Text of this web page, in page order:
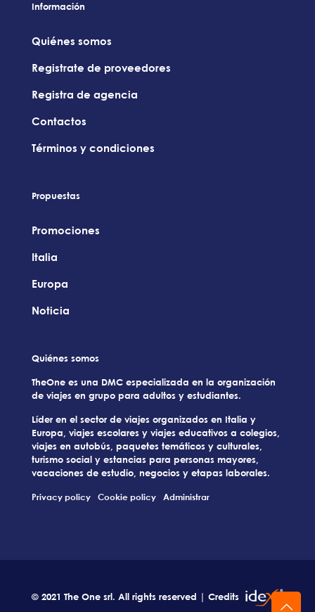
Información
Quiénes somos
Registrate de proveedores
Registra de agencia
Contactos
Términos y condiciones
Propuestas
Promociones
Italia
Europa
Noticia
Quiénes somos
TheOne es una DMC especializada en la organización
de viajes en grupo para adultos y estudiantes.
Líder en el sector de viajes organizados en Italia y
Europa, viajes escolares y viajes educativos a colegios,
viajes en autobús, paquetes temáticos y culturales,
turismo social y estancias para personas mayores,
vacaciones de estudio, negocios y etapas laborales.
Privacy policy Cookie policy Administrar
© 2021 The One srl. All rights reserved | Credits